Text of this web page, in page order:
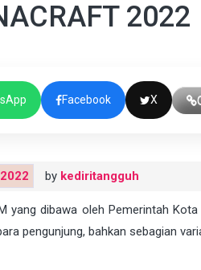
2022
Facebook X
by kediritangguh
yang dibawa oleh Pemerintah
pengunjung, bahkan sebagian